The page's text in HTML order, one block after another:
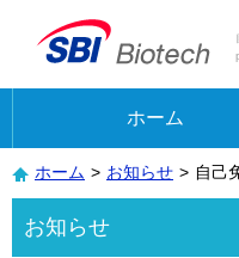
ホーム
ホーム > お知らせ > 自己
お知らせ